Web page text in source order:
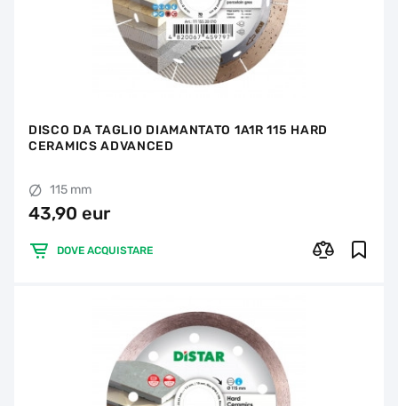
DISCO DA TAGLIO DIAMANTATO 1A1R 115 HARD
CERAMICS ADVANCED
115 mm
43,90 eur
DOVE ACQUISTARE